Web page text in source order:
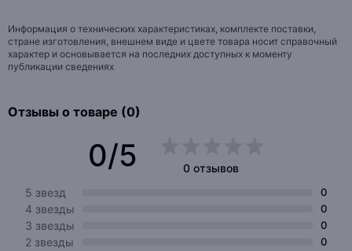
Информация о технических характеристиках, комплекте поставки,
стране изготовления, внешнем виде и цвете товара носит справочный
характер и основывается на последних доступных к моменту
публикации сведениях
Отзывы о товаре (0)
0/5
0 отзывов
5 звезд
0
4 звезды 0
3 звезды 0
2 звезды 0